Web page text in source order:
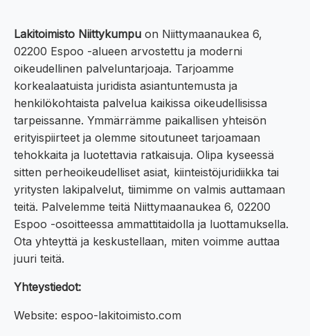
Lakitoimisto Niittykumpu on Niittymaanaukea 6,
02200 Espoo -alueen arvostettu ja moderni
oikeudellinen palveluntarjoaja. Tarjoamme
korkealaatuista juridista asiantuntemusta ja
henkilökohtaista palvelua kaikissa oikeudellisissa
tarpeissanne. Ymmärrämme paikallisen yhteisön
erityispiirteet ja olemme sitoutuneet tarjoamaan
tehokkaita ja luotettavia ratkaisuja. Olipa kyseessä
sitten perheoikeudelliset asiat, kiinteistöjuridiikka tai
yritysten lakipalvelut, tiimimme on valmis auttamaan
teitä. Palvelemme teitä Niittymaanaukea 6, 02200
Espoo -osoitteessa ammattitaidolla ja luottamuksella.
Ota yhteyttä ja keskustellaan, miten voimme auttaa
juuri teitä.
Yhteystiedot:
Website: espoo-lakitoimisto.com